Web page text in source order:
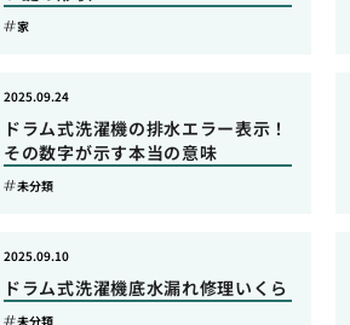
家
ドラム式洗濯機の排水エラー表示！
その数字が示す本当の意味
2025.09.24
未分類
ドラム式洗濯機底水漏れ修理いくら
2025.09.10
未分類